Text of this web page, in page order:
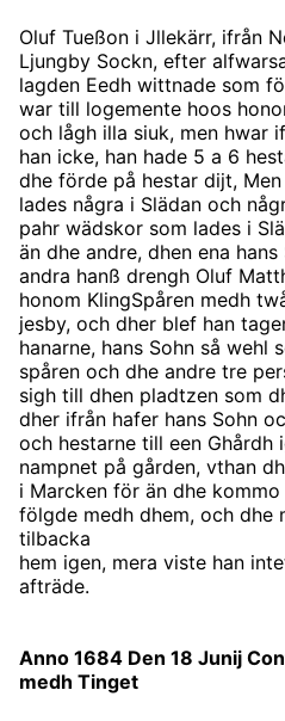
Oluf Tueßon i Jllekärr, ifrån
Ljungby Sockn, efter
lagden Eedh wittnade som
war till logemente hoos
och lågh illa siuk, men hwar
han icke, han hade 5 a 6
dhe förde på hestar dijt,
lades några i Slädan och
pahr wädskor som lades i
än dhe andre, dhen ena
andra hanß drengh Oluf
honom KlingSpåren medh
jesby, och dher blef han
hanarne, hans Sohn så wehl
spåren och dhe andre tre
sigh till dhen pladtzen som
dher ifrån hafer hans Sohn
och hestarne till een Ghårdh
nampnet på gården, vthan
i Marcken för än dhe
fölgde medh dhem, och dhe
tilbacka
hem igen, mera viste han
afträde.
Anno 1684 Den 18 Junij
medh Tinget